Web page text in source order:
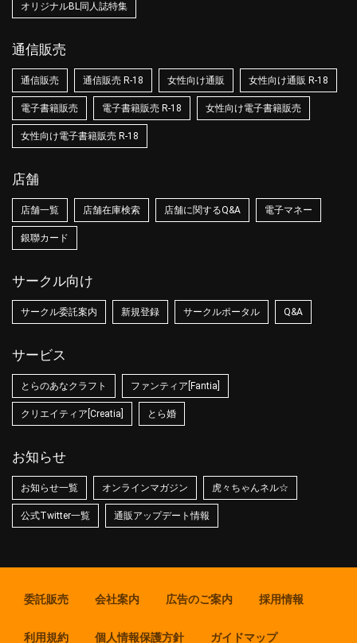
オリジナルBL同人誌特集
通信販売
通信販売 通信販売 R-18 女性向け通販 女性向け通販 R-18
電子書籍販売 電子書籍販売 R-18 女性向け電子書籍販売
女性向け電子書籍販売 R-18
店舗
店舗一覧 店舗在庫検索 店舗に関するQ&A 電子マネー
銀聯カード
サークル向け
サークル委託案内 新規登録 サークルポータル Q&A
サービス
とらのあなクラフト ファンティア[Fantia]
クリエイティア[Creatia] とら婚
お知らせ
お知らせ一覧 オンラインマガジン 虎々ちゃんネル☆
公式Twitter一覧 通販アップデート情報
委託販売 会社案内 広告のご案内 採用情報
利用規約 個人情報保護方針 ガイドマップ